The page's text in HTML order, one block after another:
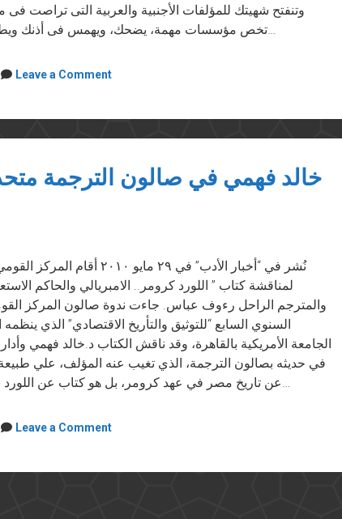
وتنفتح شهيتك للمؤلفات الأجنبية والعربية التى تراصت فى
تخص مؤسسات مهمة، يضحك، ويهمس فى أذنك ويطلقها صريحة دون مواربة: «هذا ليس…
Leave a Comment
خالد فهمي في صالون الترجمة
نُشر في “أخبار الأدب” في ٢٩
لمناقشة كتاب ” اللورد كرومر.. الامبريالي والحاكم
والمترجم الراحل رءوف عباس. جاءت ندوة صالون المركز
السنوي السابع “للتوثيق والتأريخ الاقتصادي” الذي
الجامعة الأمريكية بالقاهرة، وقد ناقش الكتاب د.خالد فهمي
في حديثه بصالون الترجمة، الذي تغيب عنه المؤلف، علي
عن تاريخ مصر في عهد كرومر، بل هو كتاب عن اللورد نفسه”. وتعد هذه النوعية من دراسة…
Leave a Comment